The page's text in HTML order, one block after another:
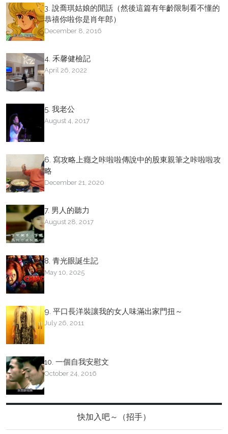
3. 說喬琪姑娘的閒話（然後這篇有年齡限制看不懂的
恭禧你啦你是肖年郎）
December 8, 2016
4. 禾馨健檢記
April 26, 2022
5. 我老公
August 4, 2017
6. 寫攻略上癮之咔啦啦傳說中的股東親筆之咔啦啦攻
略
December 21, 2020
7. 男人的聽力
August 28, 2017
8. 青光眼誕生記
May 10, 2025
9. 平口長洋裝讓我的女人味滿出家門扭～
July 26, 2011
10. 一個自我安慰文
October 24, 2016
快加入吧～（招手）